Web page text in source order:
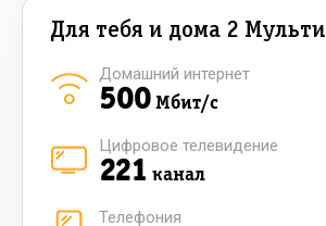
Для тебя и дома 2 Мульти
500Мбит/с
Домашний интернет
221 канал
Цифровое телевидение
Телефония